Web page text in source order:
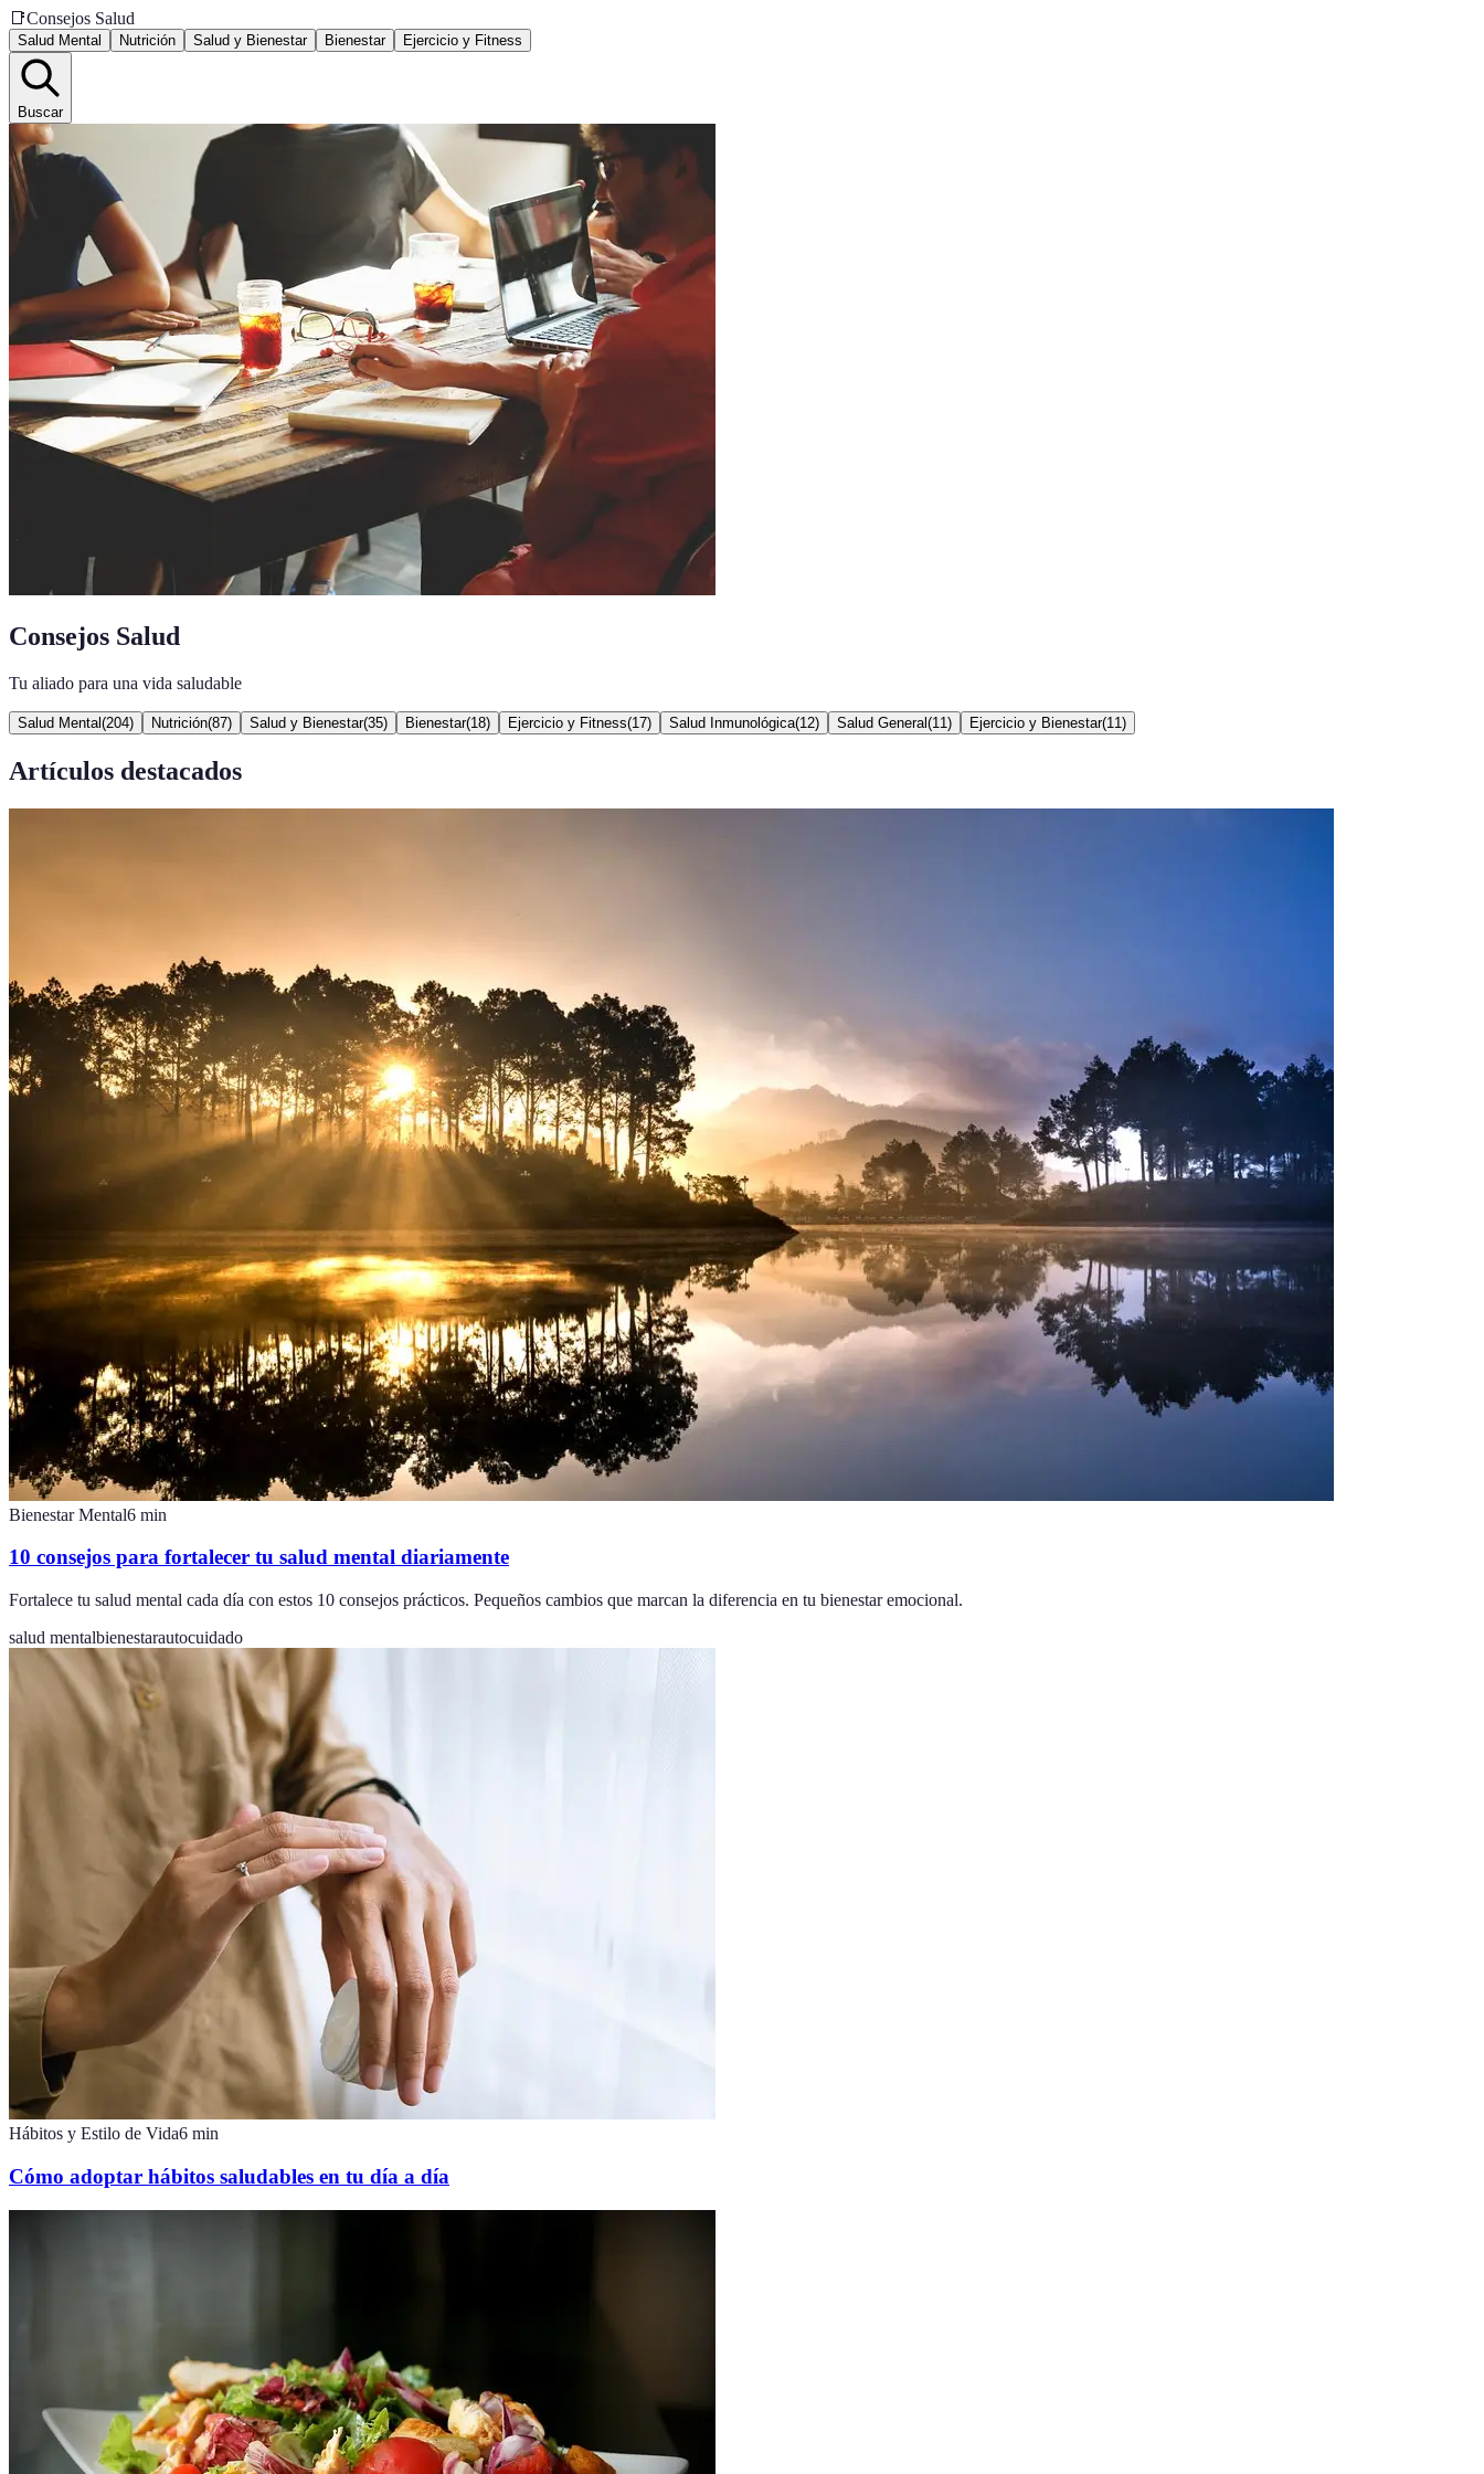
📑Consejos Salud
Salud Mental Nutrición Salud y Bienestar Bienestar Ejercicio y Fitness
Buscar
Consejos Salud
Tu aliado para una vida saludable
Salud Mental (204) Nutrición(87) Salud y Bienestar(35) Bienestar(18) Ejercicio y Fitness(17) Salud Inmunológica(12) Salud General (11 ) Ejercicio y Bienestar(11 )
Artículos destacados
Bienestar Mental6 min
10 consejos para fortalecer tu salud mental diariamente
Fortalece tu salud mental cada día con estos 10 consejos prácticos. Pequeños cambios que marcan la diferencia en tu bienestar emocional.
salud mentalbienestarautocuidado
Hábitos y Estilo de Vida6 min
Cómo adoptar hábitos saludables en tu día a día